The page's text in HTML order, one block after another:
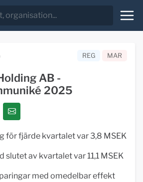
REG MAR
AB -
2025
för fjärde kvartalet var 3,8 MSEK
slutet av kvartalet var 11,1 MSEK
med omedelbar effekt